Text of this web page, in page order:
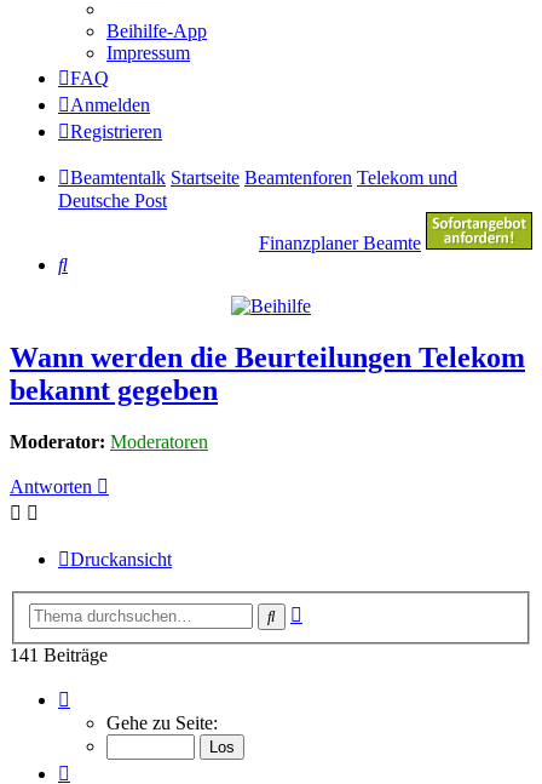
Beihilfe-App
Impressum
FAQ
Anmelden
Registrieren
Beamtentalk Startseite Beamtenforen Telekom und
Deutsche Post
Finanzplaner Beamte
Suche
Wann werden die Beurteilungen Telekom
bekannt gegeben
Moderator: Moderatoren
Antworten
Druckansicht
Suche
141 Beiträge
von
Gehe zu Seite: